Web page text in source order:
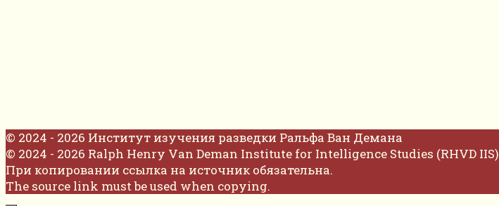
© 2024 - 2026 Институт изучения разведки Ральфа Ван Демана
© 2024 - 2026 Ralph Henry Van Deman Institute for Intelligence Studies (RHVD IIS)
При копировании ссылка на источник обязательна.
The source link must be used when copying.